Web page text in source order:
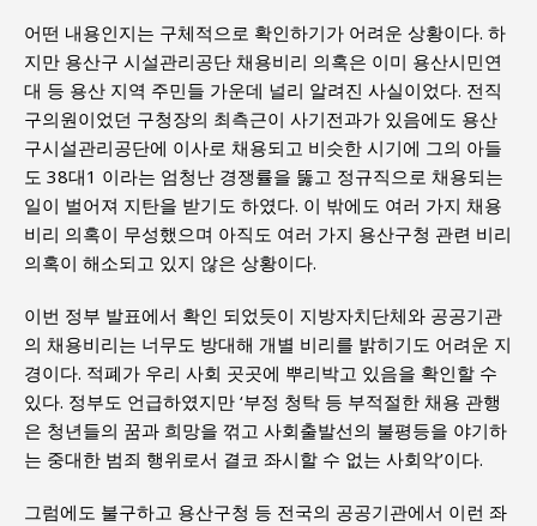
어떤 내용인지는 구체적으로 확인하기가 어려운 상황이다. 하
지만 용산구 시설관리공단 채용비리 의혹은 이미 용산시민연
대 등 용산 지역 주민들 가운데 널리 알려진 사실이었다. 전직
구의원이었던 구청장의 최측근이 사기전과가 있음에도 용산
구시설관리공단에 이사로 채용되고 비슷한 시기에 그의 아들
도 38대1 이라는 엄청난 경쟁률을 뚫고 정규직으로 채용되는
일이 벌어져 지탄을 받기도 하였다. 이 밖에도 여러 가지 채용
비리 의혹이 무성했으며 아직도 여러 가지 용산구청 관련 비리
의혹이 해소되고 있지 않은 상황이다.
이번 정부 발표에서 확인 되었듯이 지방자치단체와 공공기관
의 채용비리는 너무도 방대해 개별 비리를 밝히기도 어려운 지
경이다. 적폐가 우리 사회 곳곳에 뿌리박고 있음을 확인할 수
있다. 정부도 언급하였지만 ‘부정 청탁 등 부적절한 채용 관행
은 청년들의 꿈과 희망을 꺾고 사회출발선의 불평등을 야기하
는 중대한 범죄 행위로서 결코 좌시할 수 없는 사회악’이다.
그럼에도 불구하고 용산구청 등 전국의 공공기관에서 이런 좌